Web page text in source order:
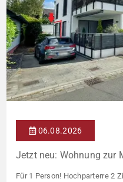
06.08.2026
Jetzt neu: Wohnung zur
Für 1 Person! Hochparterre 2